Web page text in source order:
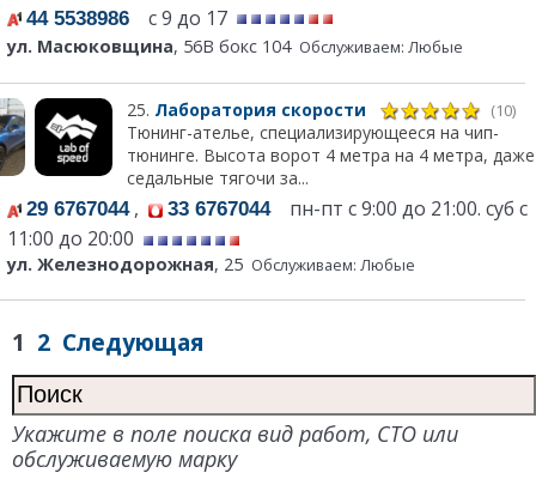
44 5538986 с 9 до 17
ул. Масюковщина, 56В бокс 104 Обслуживаем: Любые
25. Лаборатория скорости (10)
Тюнинг-ателье, специализирующееся на чип-
тюнинге. Высота ворот 4 метра на 4 метра, даже
седальные тягочи за...
29 6767044, 33 6767044пн-пт с 9:00 до 21:00. суб с
11:00 до 20:00
ул. Железнодорожная, 25 Обслуживаем: Любые
1 2 Следующая
Укажите в поле поиска вид работ, СТО или
обслуживаемую марку